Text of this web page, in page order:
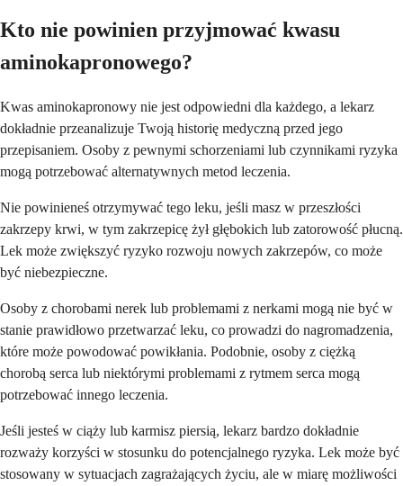
Kto nie powinien przyjmować kwasu
aminokapronowego?
Kwas aminokapronowy nie jest odpowiedni dla każdego, a lekarz
dokładnie przeanalizuje Twoją historię medyczną przed jego
przepisaniem. Osoby z pewnymi schorzeniami lub czynnikami ryzyka
mogą potrzebować alternatywnych metod leczenia.
Nie powinieneś otrzymywać tego leku, jeśli masz w przeszłości
zakrzepy krwi, w tym zakrzepicę żył głębokich lub zatorowość płucną.
Lek może zwiększyć ryzyko rozwoju nowych zakrzepów, co może
być niebezpieczne.
Osoby z chorobami nerek lub problemami z nerkami mogą nie być w
stanie prawidłowo przetwarzać leku, co prowadzi do nagromadzenia,
które może powodować powikłania. Podobnie, osoby z ciężką
chorobą serca lub niektórymi problemami z rytmem serca mogą
potrzebować innego leczenia.
Jeśli jesteś w ciąży lub karmisz piersią, lekarz bardzo dokładnie
rozważy korzyści w stosunku do potencjalnego ryzyka. Lek może być
stosowany w sytuacjach zagrażających życiu, ale w miarę możliwości